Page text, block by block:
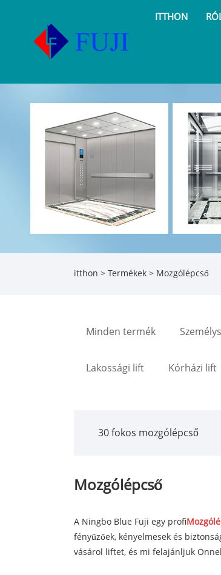
ITTHON
itthon > Termékek > Mozgólépcső
Minden termék
Lakossági lift Kórházi lift
30 fokos mozgólépcső
Mozgólépcső
A Ningbo Blue Fuji egy profi
fényűzőek, kényelmesek és
vásárol liftet, és mi felajánljuk